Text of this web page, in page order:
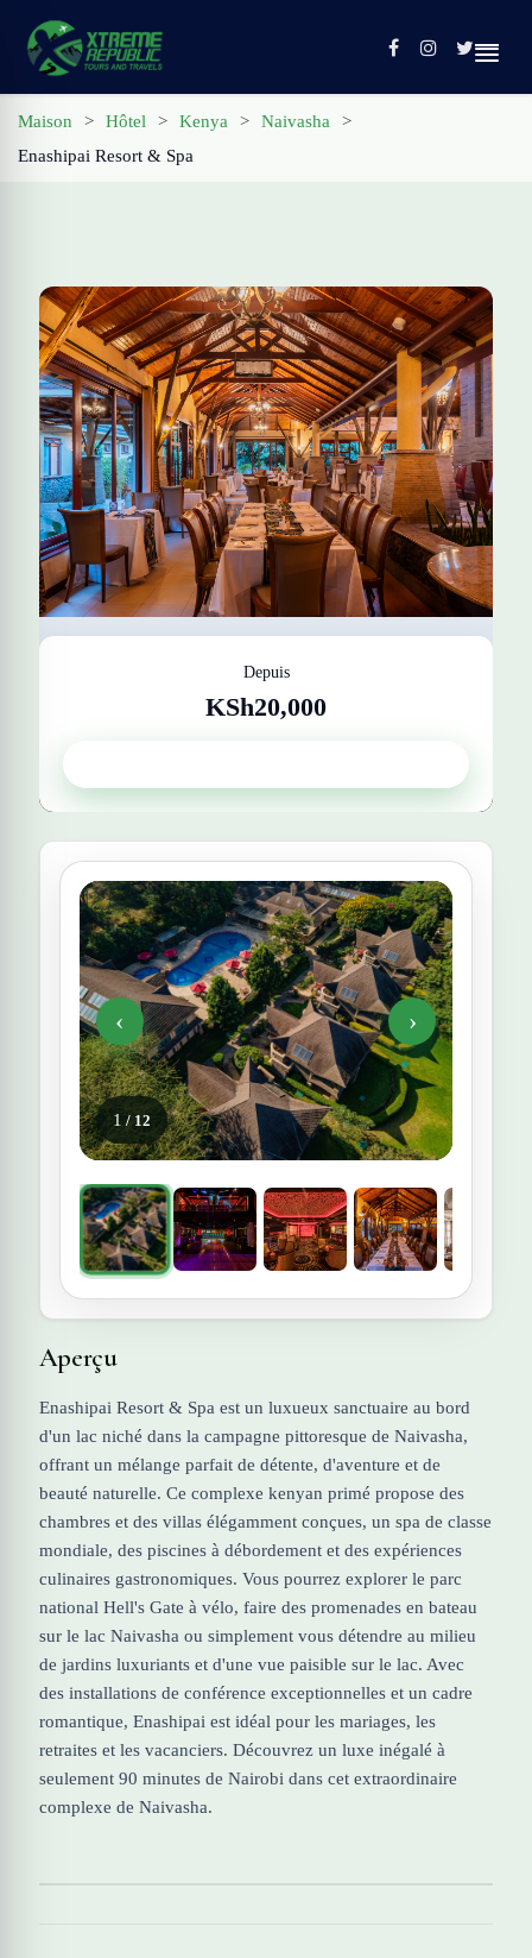
Maison
Contact
Profil
Maison > Hôtel > Kenya > Naivasha
>
Enashipai Resort & Spa
Depuis
KSh20,000
‹ ›
1 / 12
Aperçu
Enashipai Resort & Spa est un luxueux sanctuaire au bord
d'un lac niché dans la campagne pittoresque de Naivasha,
offrant un mélange parfait de détente, d'aventure et de
beauté naturelle. Ce complexe kenyan primé propose des
chambres et des villas élégamment conçues, un spa de classe
mondiale, des piscines à débordement et des expériences
culinaires gastronomiques. Vous pourrez explorer le parc
national Hell's Gate à vélo, faire des promenades en bateau
sur le lac Naivasha ou simplement vous détendre au milieu
de jardins luxuriants et d'une vue paisible sur le lac. Avec
des installations de conférence exceptionnelles et un cadre
romantique, Enashipai est idéal pour les mariages, les
retraites et les vacanciers. Découvrez un luxe inégalé à
seulement 90 minutes de Nairobi dans cet extraordinaire
complexe de Naivasha.